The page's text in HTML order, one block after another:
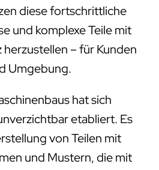
diese fortschrittliche
und komplexe Teile mit
– für Kunden
Umgebung.
hat sich
etabliert. Es
von Teilen mit
und Mustern, die mit